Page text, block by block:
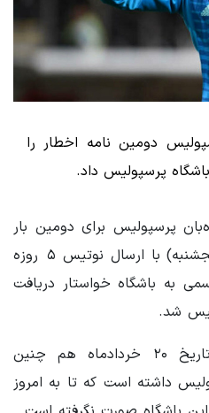
دومین نامه اخطار را
پرسپولیس داد.
پرسپولیس برای دومین بار
در یک ماه گذشته، امروز (پنجشنبه) با ارسال نوتیس ۵ روزه
به باشگاه خواستار دریافت
شد.
بیرانوند پیش از این در تاریخ ۲۰ خردادماه هم چنین
داشته است که تا به امروز